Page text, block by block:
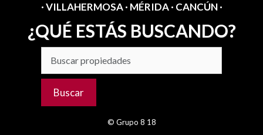
· VILLAHERMOSA · MÉRIDA · CANCÚN ·
¿QUÉ ESTÁS BUSCANDO?
© Grupo 8 18